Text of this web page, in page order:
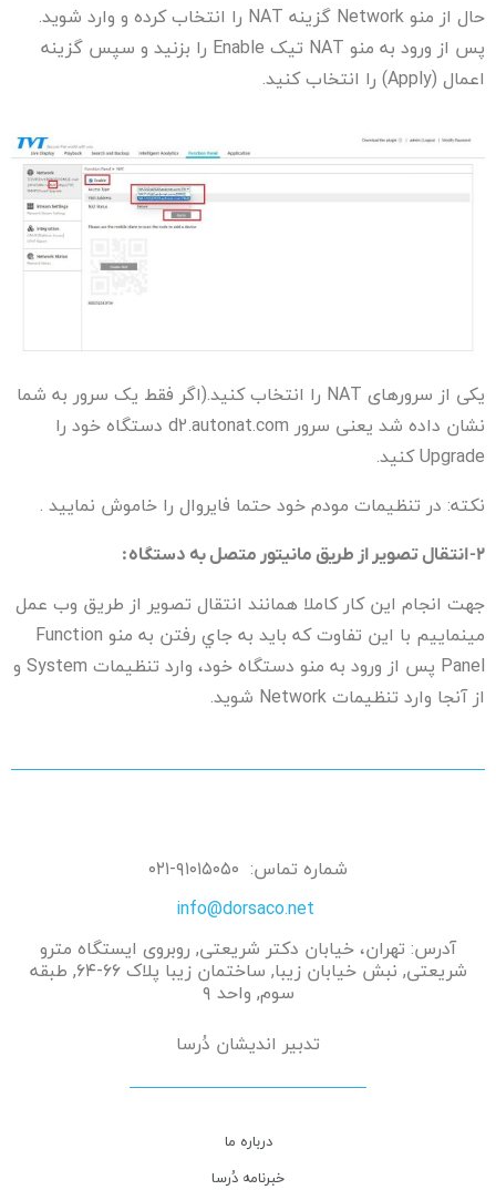
حال از منو Network گزینه NAT را انتخاب کرده و وارد شوید.
پس از ورود به منو NAT تیک Enable را بزنید و سپس گزینه
اعمال (Apply) را انتخاب کنید.
یکی از سرورهای NAT را انتخاب کنید.(اگر فقط یک سرور به شما
نشان داده شد یعنی سرور d2.autonat.com دستگاه خود را
Upgrade کنید.
نکته: در تنظیمات مودم خود حتما فایروال را خاموش نمایید .
۲- انتقال تصویر از طریق مانیتور متصل به دستگاه:
جهت انجام این کار کاملا همانند انتقال تصویر از طریق وب عمل
مینماییم با این تفاوت که باید به جاي رفتن به منو Function
Panel پس از ورود به منو دستگاه خود، وارد تنظیمات System و
از آنجا وارد تنظیمات Network شوید.
شماره تماس: ۹۱۰۱۵۰۵۰-۰۲۱
آدرس: تهران، خیابان دکتر شریعتی, روبروی ایستگاه مترو
شریعتی, نبش خیابان زیبا, ساختمان زیبا پلاک ۶۶-۶۴, طبقه
سوم, واحد ۹
تدبیر اندیشان دُرسا
درباره ما
خبرنامه دُرسا